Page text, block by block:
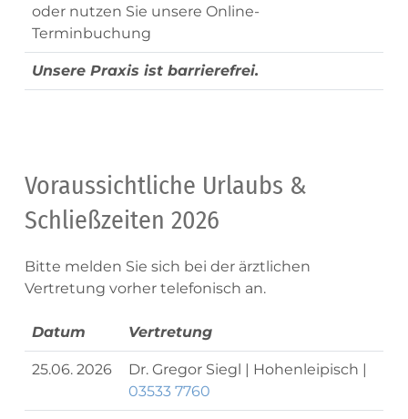
oder nutzen Sie unsere Online-
Terminbuchung
Unsere Praxis ist barrierefrei.
Voraussichtliche Urlaubs &
Schließzeiten 2026
Bitte melden Sie sich bei der ärztlichen
Vertretung vorher telefonisch an.
Datum Vertretung
25.06. 2026
Dr. Gregor Siegl | Hohenleipisch |
03533 7760